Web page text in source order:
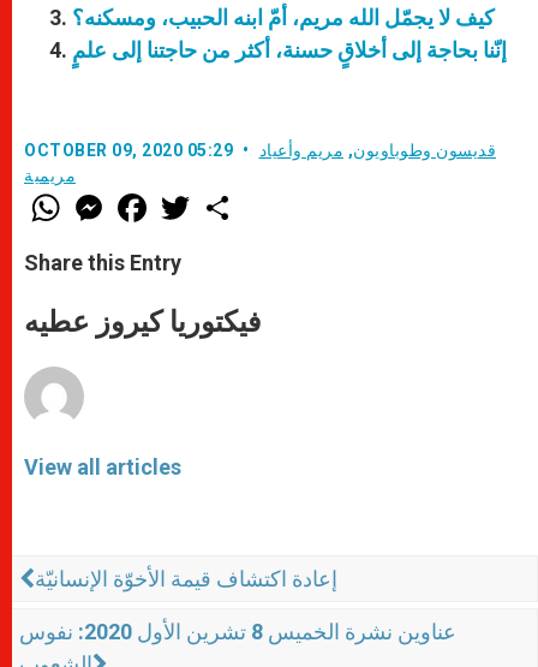
كيف لا يجمّل الله مريم، أمّ ابنه الحبيب، ومسكنه؟
إنّنا بحاجة إلى أخلاقٍ حسنة، أكثر من حاجتنا إلى علمٍ
OCTOBER 09, 2020 05:29 قديسون وطوباويون, مريم وأعياد
مريمية
W
h
t
s
p
p
M
e
s
e
e
F
a
e
b
o
k
w
Share this Entry
فيكتوريا كيروز عطيه
View all articles
إعادة اكتشاف قيمة الأخوّة الإنسانيّة
عناوين نشرة الخميس 8 تشرين الأول 2020: نفوس